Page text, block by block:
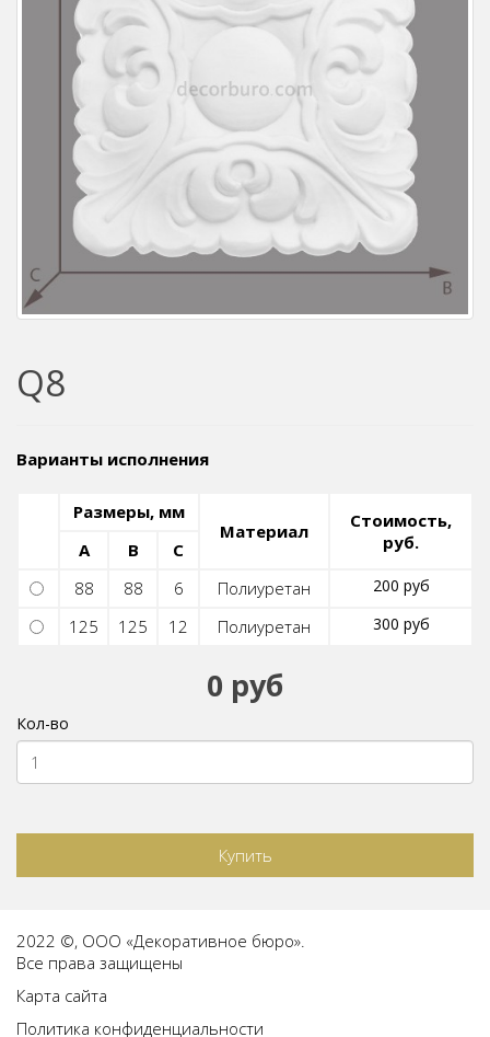
Q8
Варианты исполнения
Размеры, мм
Материал
Стоимость,
руб.
A B
C
88
88 6 Полиуретан 200 руб
125 125 12 Полиуретан 300 руб
0 руб
Кол-во
Купить
2022 ©, ООО «Декоративное бюро».
Все права защищены
Карта сайта
Политика конфиденциальности